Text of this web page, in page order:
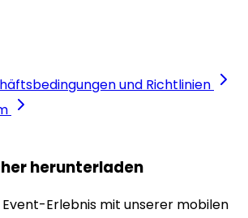
und Richtlinien
herunterladen
Erlebnis mit unserer mobilen